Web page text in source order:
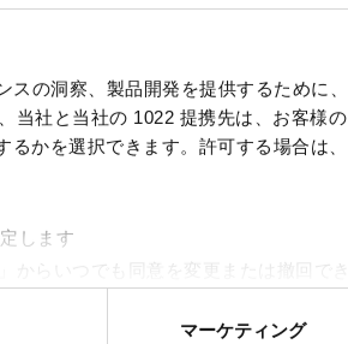
の洞察、製品開発を提供するために、
当社と当社の 1022 提携先は、お客様の
かを選択できます。 許可する場合は、
します
からいつでも同意を変更または撤回でき
マーケティング